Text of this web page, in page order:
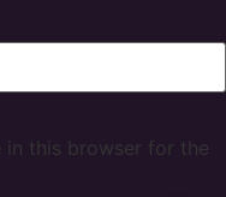
in this browser for the